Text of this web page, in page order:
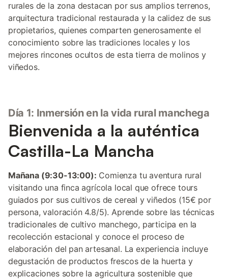
rurales de la zona destacan por sus amplios terrenos,
arquitectura tradicional restaurada y la calidez de sus
propietarios, quienes comparten generosamente el
conocimiento sobre las tradiciones locales y los
mejores rincones ocultos de esta tierra de molinos y
viñedos.
Día 1: Inmersión en la vida rural manchega
Bienvenida a la auténtica
Castilla-La Mancha
Mañana (9:30-13:00): Comienza tu aventura rural
visitando una finca agrícola local que ofrece tours
guiados por sus cultivos de cereal y viñedos (15€ por
persona, valoración 4.8/5). Aprende sobre las técnicas
tradicionales de cultivo manchego, participa en la
recolección estacional y conoce el proceso de
elaboración del pan artesanal. La experiencia incluye
degustación de productos frescos de la huerta y
explicaciones sobre la agricultura sostenible que